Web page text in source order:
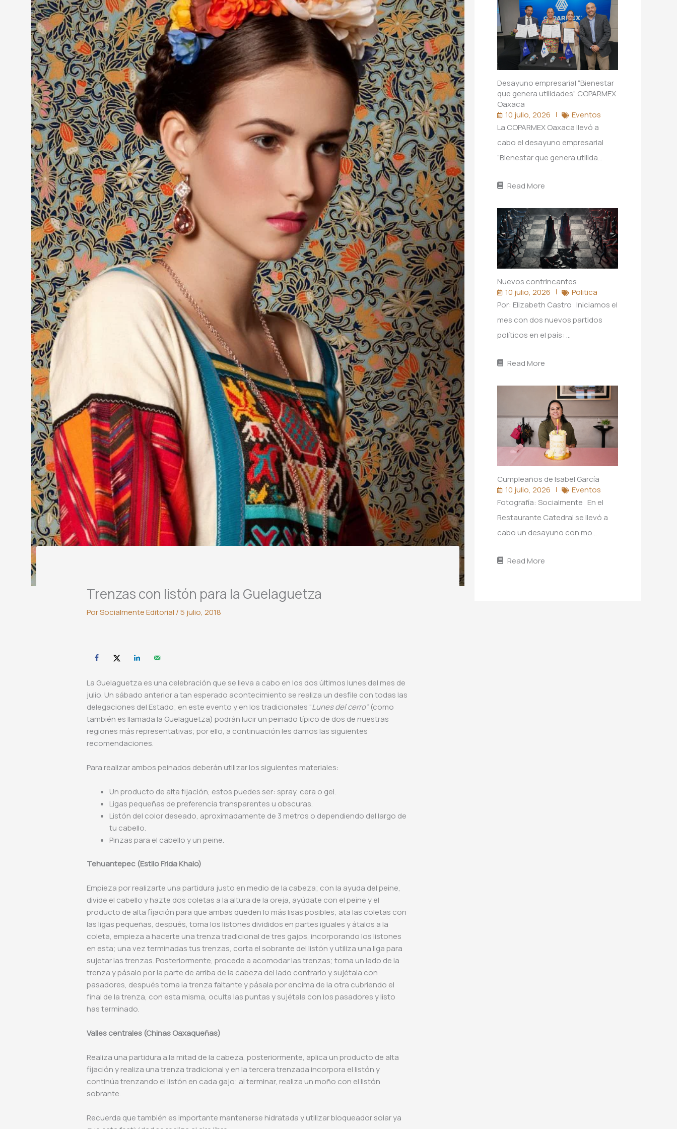
Trenzas con listón para la Guelaguetza
PorSocialmente Editorial /5 julio, 2018
La Guelaguetza es una celebración que se lleva a cabo en los dos últimos lunes del mes de
julio. Un sábado anterior a tan esperado acontecimiento se realiza un desfile con todas las
delegaciones del Estado; en este evento y en los tradicionales “Lunes del cerro”(como
también es llamada la Guelaguetza) podrán lucir un peinado típico de dos de nuestras
regiones más representativas; por ello, a continuación les damos las siguientes
recomendaciones.
Para realizar ambos peinados deberán utilizar los siguientes materiales:
Un producto de alta fijación, estos puedes ser: spray, cera o gel.
Ligas pequeñas de preferencia transparentes u obscuras.
Listón del color deseado, aproximadamente de 3 metros o dependiendo del largo de
tu cabello.
Pinzas para el cabello y un peine.
Tehuantepec (Estilo Frida Khalo)
Empieza por realizarte una partidura justo en medio de la cabeza; con la ayuda del peine,
divide el cabello y hazte dos coletas a la altura de la oreja, ayúdate con el peine y el
producto de alta fijación para que ambas queden lo más lisas posibles; ata las coletas con
las ligas pequeñas, después, toma los listones divididos en partes iguales y átalos a la
coleta, empieza a hacerte una trenza tradicional de tres gajos, incorporando los listones
en esta; una vez terminadas tus trenzas, corta el sobrante del listón y utiliza una liga para
sujetar las trenzas. Posteriormente, procede a acomodar las trenzas; toma un lado de la
trenza y pásalo por la parte de arriba de la cabeza del lado contrario y sujétala con
pasadores, después toma la trenza faltante y pásala por encima de la otra cubriendo el
final de la trenza, con esta misma, oculta las puntas y sujétala con los pasadores y listo
has terminado.
Valles centrales (Chinas Oaxaqueñas)
Realiza una partidura a la mitad de la cabeza, posteriormente, aplica un producto de alta
fijación y realiza una trenza tradicional y en la tercera trenzada incorpora el listón y
continúa trenzando el listón en cada gajo; al terminar, realiza un moño con el listón
sobrante.
Recuerda que también es importante mantenerse hidratada y utilizar bloqueador solar ya
Desayuno empresarial “Bienestar
que genera utilidades” COPARMEX
Oaxaca
10 julio, 2026
Eventos
La COPARMEX Oaxaca llevó a
cabo el desayuno empresarial
“Bienestar que genera utilida…
Read More
Nuevos contrincantes
10 julio, 2026
Politica
Por: Elizabeth Castro Iniciamos el
mes con dos nuevos partidos
políticos en el país: …
Read More
Cumpleaños de Isabel García
10 julio, 2026
Eventos
Fotografía: Socialmente En el
Restaurante Catedral se llevó a
cabo un desayuno con mo…
Read More